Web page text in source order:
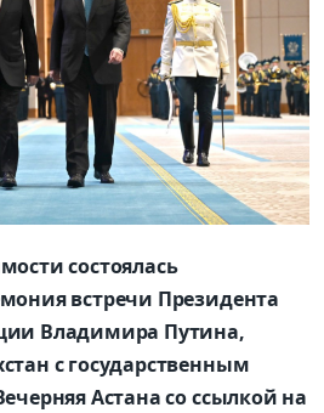
состоялась
встречи Президента
Владимира Путина,
с государственным
Астана со ссылкой на